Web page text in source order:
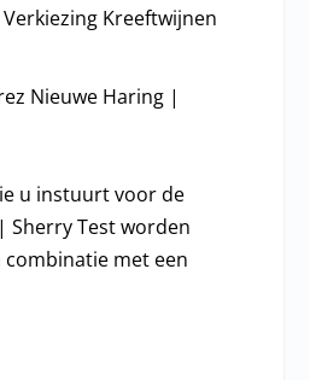
Kreeftwijnen
Nieuwe Haring |
u instuurt voor de
Sherry Test worden
met een